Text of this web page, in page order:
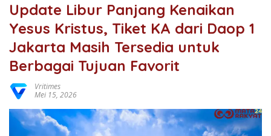
Update Libur Panjang Kenaikan
Yesus Kristus, Tiket KA dari Daop 1
Jakarta Masih Tersedia untuk
Berbagai Tujuan Favorit
Vritimes
Mei 15, 2026